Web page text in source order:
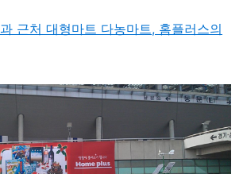
근처 대형마트 다농마트, 홈플러스의